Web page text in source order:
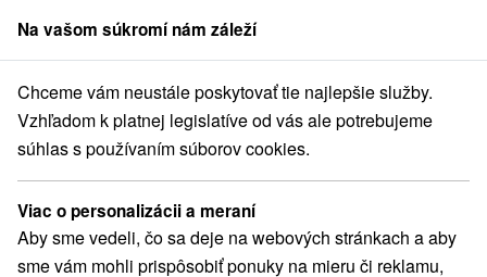
člen skupinySorger
Intenzívny kúpeľný pobyt: Individuálny liečebný program
Intenzívny kúpeľný pobyt:
Individuálny liečebný program
Kúpele Piešťany - zľava až do 25 % na termíny do 27.2.2027
Piešťany
Na vašom súkromí nám záleží
Chceme vám neustále poskytovať tie najlepšie služby.
Vzhľadom k platnej legislatíve od vás ale potrebujeme
súhlas s používaním súborov cookies.
Viac o personalizácii a meraní
Aby sme vedeli, čo sa deje na webových stránkach a aby
sme vám mohli prispôsobiť ponuky na mieru či reklamu,